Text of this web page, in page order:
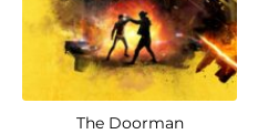
The Doorman